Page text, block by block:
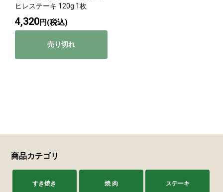
ヒレステーキ 120g 1枚
4,320円(税込)
売り切れ
商品カテゴリ
すき焼き 焼 肉 ステーキ